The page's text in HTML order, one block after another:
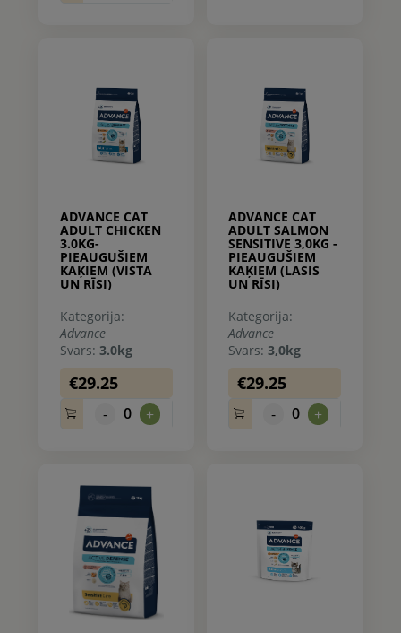
ADVANCE CAT
ADULT CHICKEN
3.0KG-
PIEAUGUŠIEM
KAĶIEM (VISTA
UN RĪSI)
Kategorija:
Advance
Svars: 3.0kg
€29.25
- 0 +
ADVANCE CAT
ADULT SALMON
SENSITIVE 3,0KG -
PIEAUGUŠIEM
KAĶIEM (LASIS
UN RĪSI)
Kategorija:
Advance
Svars: 3,0kg
€29.25
- 0 +